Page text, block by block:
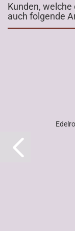
Kunden,
auch folgende